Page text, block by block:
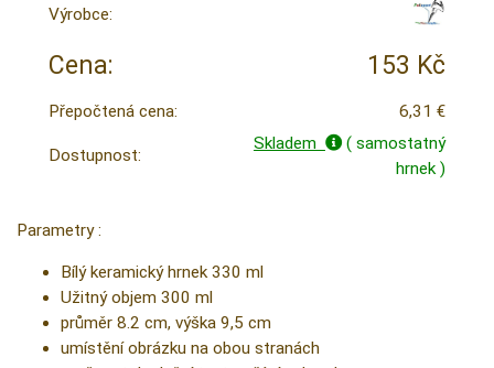
Výrobce:
Cena: 153 Kč
Přepočtená cena: 6,31 €
Dostupnost:
Skladem
( samostatný
hrnek )
Parametry :
Bílý keramický hrnek 330 ml
Užitný objem 300 ml
průměr 8.2 cm, výška 9,5 cm
umístění obrázku na obou stranách